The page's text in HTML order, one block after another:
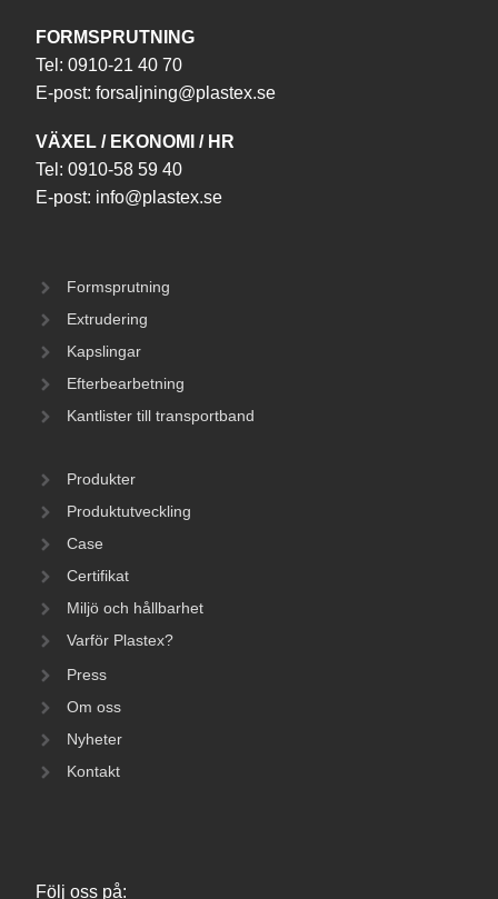
FORMSPRUTNING
Tel: 0910-21 40 70
E-post: forsaljning@plastex.se
VÄXEL / EKONOMI / HR
Tel: 0910-58 59 40
E-post: info@plastex.se
Formsprutning
Extrudering
Kapslingar
Efterbearbetning
Kantlister till transportband
Produkter
Produktutveckling
Case
Certifikat
Miljö och hållbarhet
Varför Plastex?
Press
Om oss
Nyheter
Kontakt
Följ oss på: